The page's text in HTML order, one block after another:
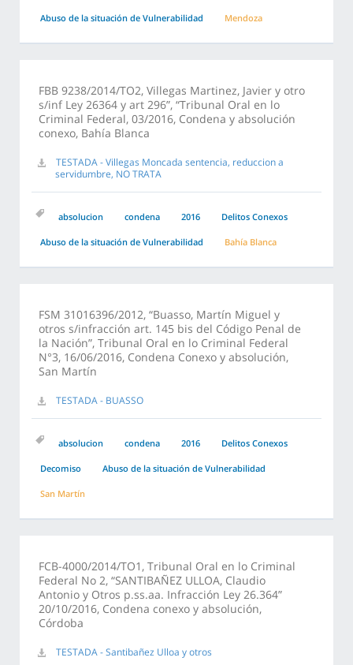
Abuso de la situación de Vulnerabilidad Mendoza
FBB 9238/2014/TO2, Villegas Martinez, Javier y otro
s/inf Ley 26364 y art 296”, “Tribunal Oral en lo
Criminal Federal, 03/2016, Condena y absolución
conexo, Bahía Blanca
TESTADA - Villegas Moncada sentencia, reduccion a
servidumbre, NO TRATA
absolucion condena 2016 Delitos Conexos
Abuso de la situación de Vulnerabilidad Bahía Blanca
FSM 31016396/2012, “Buasso, Martín Miguel y
otros s/infracción art. 145 bis del Código Penal de
la Nación”, Tribunal Oral en lo Criminal Federal
N°3, 16/06/2016, Condena Conexo y absolución,
San Martín
TESTADA - BUASSO
absolucion condena 2016 Delitos Conexos
Decomiso Abuso de la situación de Vulnerabilidad
San Martín
FCB-4000/2014/TO1, Tribunal Oral en lo Criminal
Federal No 2, “SANTIBAÑEZ ULLOA, Claudio
Antonio y Otros p.ss.aa. Infracción Ley 26.364”
20/10/2016, Condena conexo y absolución,
Córdoba
TESTADA - Santibañez Ulloa y otros